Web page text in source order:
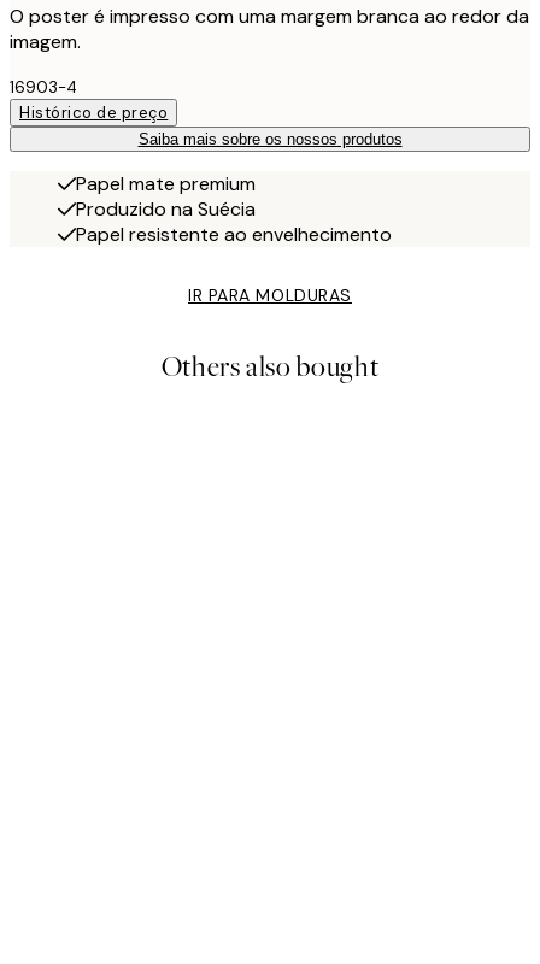
O poster é impresso com uma margem branca ao redor da
imagem.
16903-4
Histórico de preço
Saiba mais sobre os nossos produtos
Papel mate premium
Produzido na Suécia
Papel resistente ao envelhecimento
IR PARA MOLDURAS
Others also bought